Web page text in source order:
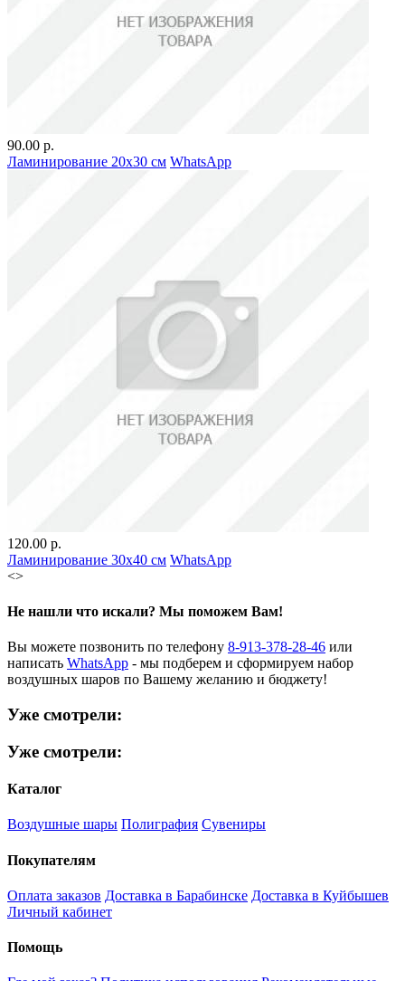
90.00 р.
Ламинирование 20х30 см WhatsApp
120.00 р.
Ламинирование 30х40 см WhatsApp
<>
Не нашли что искали? Мы поможем Вам!
Вы можете позвонить по телефону 8-913-378-28-46 или
написать WhatsApp - мы подберем и сформируем набор
воздушных шаров по Вашему желанию и бюджету!
Уже смотрели:
Уже смотрели:
Каталог
Воздушные шары Полиграфия Сувениры
Покупателям
Оплата заказов Доставка в Барабинске Доставка в Куйбышев
Личный кабинет
Помощь